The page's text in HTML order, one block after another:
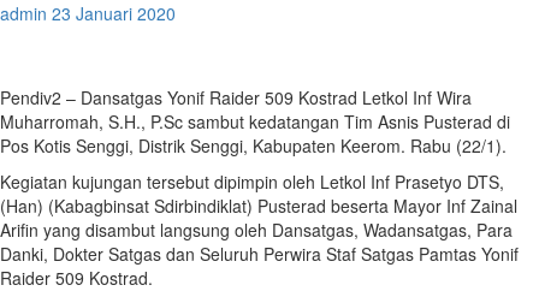
admin 23 Januari 2020
Pendiv2 – Dansatgas Yonif Raider 509 Kostrad Letkol Inf Wira
Muharromah, S.H., P.Sc sambut kedatangan Tim Asnis Pusterad di
Pos Kotis Senggi, Distrik Senggi, Kabupaten Keerom. Rabu (22/1).
Kegiatan kujungan tersebut dipimpin oleh Letkol Inf Prasetyo DTS,
(Han) (Kabagbinsat Sdirbindiklat) Pusterad beserta Mayor Inf Zainal
Arifin yang disambut langsung oleh Dansatgas, Wadansatgas, Para
Danki, Dokter Satgas dan Seluruh Perwira Staf Satgas Pamtas Yonif
Raider 509 Kostrad.